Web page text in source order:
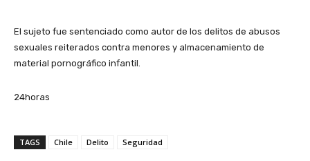
El sujeto fue sentenciado como autor de los delitos de abusos
sexuales reiterados contra menores y almacenamiento de
material pornográfico infantil.
24horas
TAGS Chile Delito Seguridad